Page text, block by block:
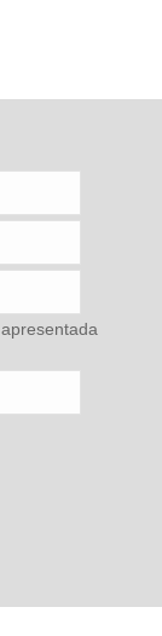
apresentada